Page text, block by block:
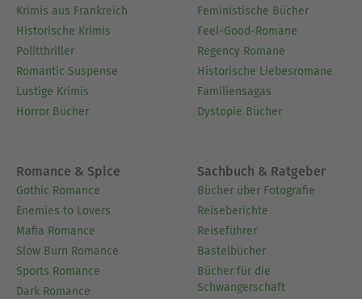
Ausblenden
Krimis aus Frankreich
Historische Krimis
Politthriller
Romantic Suspense
Lustige Krimis
Horror Bücher
Feministische Bücher
Feel-Good-Romane
Regency Romane
Historische Liebesromane
Familiensagas
Dystopie Bücher
Romance & Spice
Gothic Romance
Enemies to Lovers
Mafia Romance
Slow Burn Romance
Sports Romance
Dark Romance
Sachbuch & Ratgeber
Bücher über Fotografie
Reiseberichte
Reiseführer
Bastelbücher
Bücher für die
Schwangerschaft